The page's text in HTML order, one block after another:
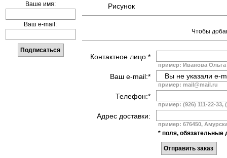
Ваше имя:
Ваш e-mail:
Рисунок
Чтобы
Контактное лицо:*
пример: Иванова Ольга
Ваш e-mail:*
пример: mail@mail.ru
Телефон:*
пример: (926) 111-22-33,
Адрес доставки:
пример: 676450,
* поля, обязательные